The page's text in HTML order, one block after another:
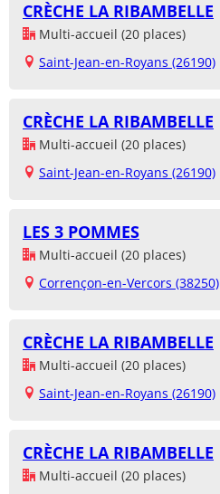
CRÈCHE LA RIBAMBELLE
Multi-accueil (20 places)
Saint-Jean-en-Royans (26190)
CRÈCHE LA RIBAMBELLE
Multi-accueil (20 places)
Saint-Jean-en-Royans (26190)
LES 3 POMMES
Multi-accueil (20 places)
Corrençon-en-Vercors (38250)
CRÈCHE LA RIBAMBELLE
Multi-accueil (20 places)
Saint-Jean-en-Royans (26190)
CRÈCHE LA RIBAMBELLE
Multi-accueil (20 places)